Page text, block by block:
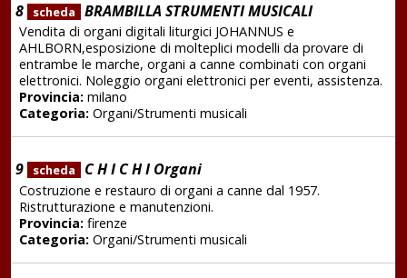
8 scheda BRAMBILLA STRUMENTI MUSICALI
Vendita di organi digitali liturgici JOHANNUS e
AHLBORN,esposizione di molteplici modelli da provare di
entrambe le marche, organi a canne combinati con organi
elettronici. Noleggio organi elettronici per eventi, assistenza.
Provincia:milano
Categoria:Organi/Strumenti musicali
9 scheda C H I C H I Organi
Costruzione e restauro di organi a canne dal 1957.
Ristrutturazione e manutenzioni.
Provincia:firenze
Categoria:Organi/Strumenti musicali